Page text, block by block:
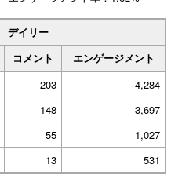
デイリー
コメント
エンゲージメント
203
4,284
148
3,697
55
1,027
13 531